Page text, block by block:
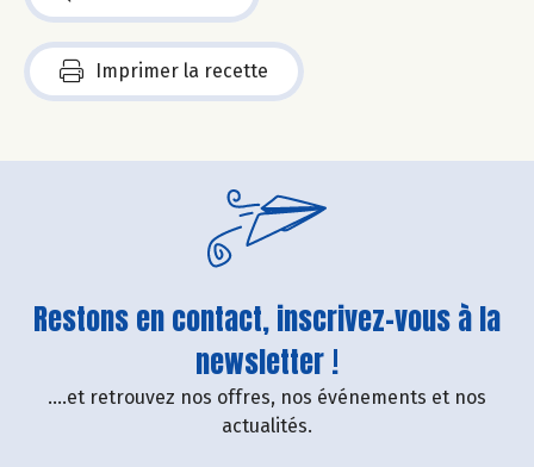
Imprimer la recette
Restons en contact, inscrivez-vous à la
newsletter !
....et retrouvez nos offres, nos événements et nos
actualités.